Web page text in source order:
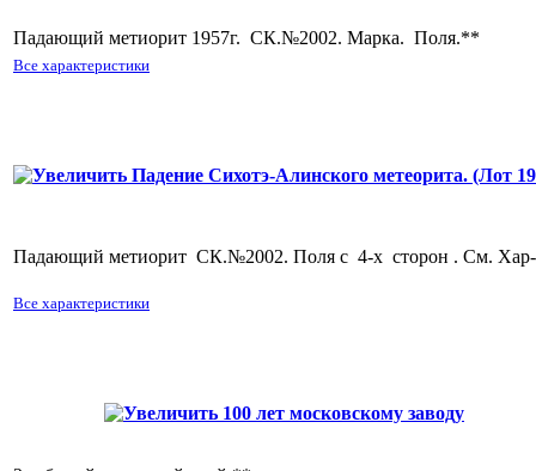
Падающий метиорит 1957г. СК.№2002. Марка. Поля.**
Все характеристики
Падающий метиорит СК.№2002. Поля с 4-х сторон . Cм.
Все характеристики